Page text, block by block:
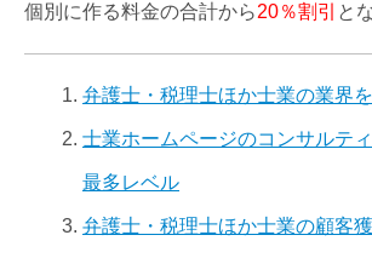
個別に作る料金の合計から20％割引 と
弁護士・税理士ほか士業の業界
士業ホームページのコンサルテ
最多レベル
弁護士・税理士ほか士業の顧客